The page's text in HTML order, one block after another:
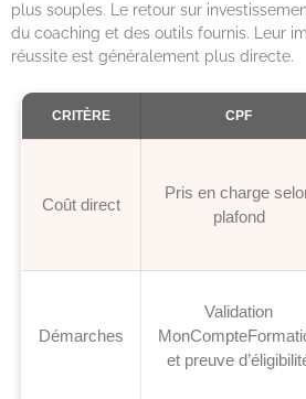
plus souples. Le retour sur
du coaching et des outils fournis. Leur
réussite est généralement plus directe.
CRITÈRE CPF
Coût direct
Pris en charge
plafond
Démarches
Validation
et preuve